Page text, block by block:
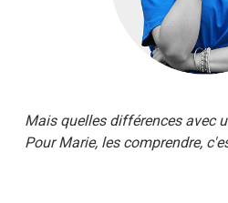
Mais quelles différences avec
PourMarie, les comprendre,